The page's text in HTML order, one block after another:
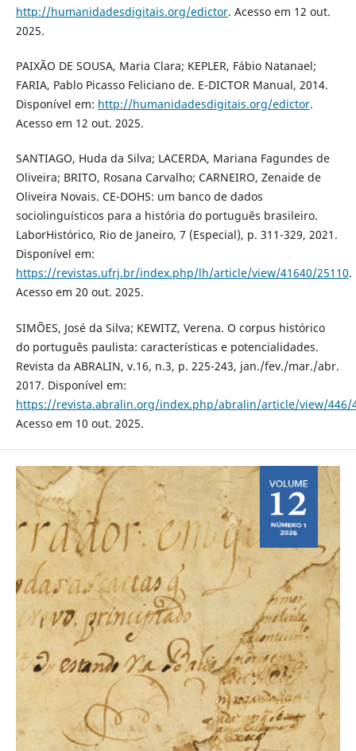
http://humanidadesdigitais.org/edictor. Acesso em 12 out.
2025.
PAIXÃO DE SOUSA, Maria Clara; KEPLER, Fábio Natanael;
FARIA, Pablo Picasso Feliciano de. E-DICTOR Manual, 2014.
Disponível em: http://humanidadesdigitais.org/edictor.
Acesso em 12 out. 2025.
SANTIAGO, Huda da Silva; LACERDA, Mariana Fagundes de
Oliveira; BRITO, Rosana Carvalho; CARNEIRO, Zenaide de
Oliveira Novais. CE-DOHS: um banco de dados
sociolinguísticos para a história do português brasileiro.
LaborHistórico, Rio de Janeiro, 7 (Especial), p. 311-329, 2021.
Disponível em:
https://revistas.ufrj.br/index.php/lh/article/view/41640/25110.
Acesso em 20 out. 2025.
SIMÕES, José da Silva; KEWITZ, Verena. O corpus histórico
do português paulista: características e potencialidades.
Revista da ABRALIN, v.16, n.3, p. 225-243, jan./fev./mar./abr.
2017. Disponível em:
https://revista.abralin.org/index.php/abralin/article/view/446/
Acesso em 10 out. 2025.